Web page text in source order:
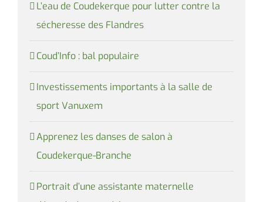
L’eau de Coudekerque pour lutter contre la
sécheresse des Flandres
Coud’Info : bal populaire
Investissements importants à la salle de
sport Vanuxem
Apprenez les danses de salon à
Coudekerque-Branche
Portrait d’une assistante maternelle